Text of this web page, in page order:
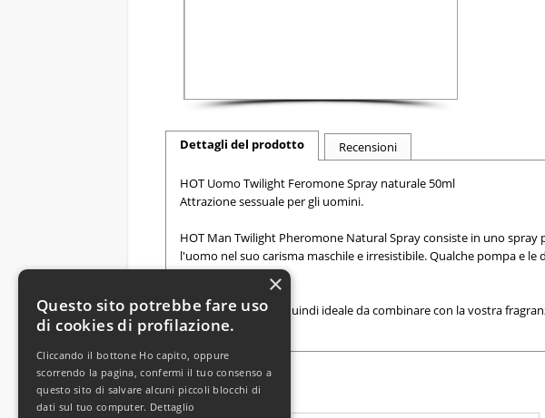
Dettagli del prodotto Recensioni
HOT Uomo Twilight Feromone Spray naturale 50ml
Attrazione sessuale per gli uomini.
HOT Man Twilight Pheromone Natural Spray consiste in uno
l'uomo nel suo carisma maschile e irresistibile. Qualche pompa e
voi.
Fragranza neutra e quindi ideale da combinare con la vostra
Flacone a 50ml
Questo sito potrebbe fare uso
di cookies di profilazione.
Cliccando il bottone Ho capito, oppure
scorrendo la pagina, confermi il tuo consenso a
questo sito di salvare alcuni piccoli blocchi di
dati sul tuo computer. Dettaglio
×